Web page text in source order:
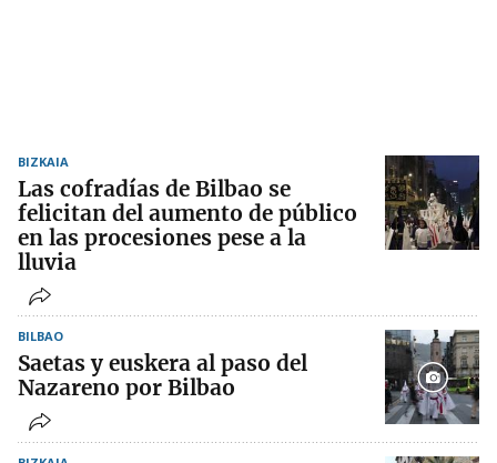
BIZKAIA
Las cofradías de Bilbao se
felicitan del aumento de público
en las procesiones pese a la
lluvia
BILBAO
Saetas y euskera al paso del
Nazareno por Bilbao